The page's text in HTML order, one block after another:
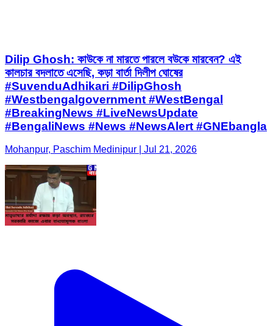
Dilip Ghosh: কাউকে না মারতে পারলে বউকে মারবেন? এই
কালচার বদলাতে এসেছি, কড়া বার্তা দিলীপ ঘোষের
#SuvenduAdhikari #DilipGhosh
#Westbengalgovernment #WestBengal
#BreakingNews #LiveNewsUpdate
#BengaliNews #News #NewsAlert #GNEbangla
Mohanpur, Paschim Medinipur | Jul 21, 2026